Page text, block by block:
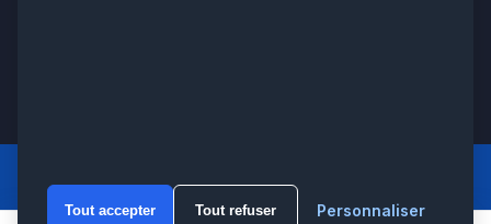
LCM
Tout accepter Tout refuser Personnaliser